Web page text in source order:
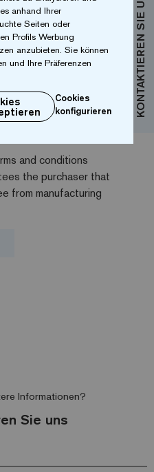
and conditions
the purchaser that
from manufacturing
KONTAKTIEREN SIE UNS
Informationen?
Sie uns
anhand Ihrer
Seiten oder
Profils Werbung
anzubieten. Sie können
und Ihre Präferenzen
Cookies
konfigurieren